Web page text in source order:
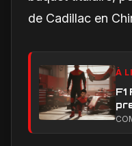
de Cadillac en
À